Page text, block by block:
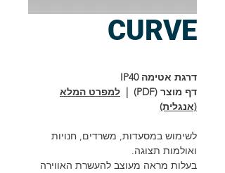
CURVE
דרגת אטימה IP40
דף מוצר (PDF) |
למפרט המלא
(אנגלית)
לשימוש במסעדות, משרדים, חנויות
ואולמות תצוגה.
בעלות מראה מעוצב להעשרת האווירה